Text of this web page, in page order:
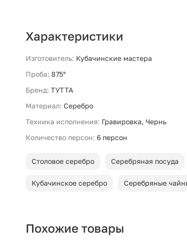
Характеристики
Изготовитель: Кубачинские мастера
Проба: 875°
Бренд: ТУТТА
Материал: Серебро
Техника исполнения: Гравировка, Чернь
Количество персон: 6 персон
Столовое серебро Серебряная посуда
Кубачинское серебро Серебряные
Похожие товары